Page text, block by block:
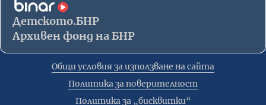
Детското.БНР
Архивен фонд на БНР
Общи условия за използване на сайта
Политика за поверителност
Политика за „бисквитки“